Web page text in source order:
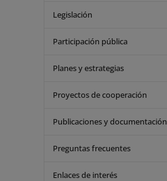
Legislación
Participación pública
Planes y estrategias
Proyectos de cooperación
Publicaciones y documentación
Preguntas frecuentes
Enlaces de interés